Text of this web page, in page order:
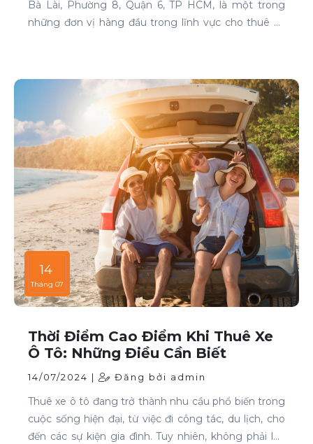
Bà Lài, Phường 8, Quận 6, TP HCM, là một trong
những đơn vị hàng đầu trong lĩnh vực cho thuê xe
14
Tháng 07
Thời Điểm Cao Điểm Khi Thuê Xe
Ô Tô: Những Điều Cần Biết
14/07/2024 | Đăng bởi admin
Thuê xe ô tô đang trở thành nhu cầu phổ biến trong
cuộc sống hiện đại, từ việc đi công tác, du lịch, cho
đến các sự kiện gia đình. Tuy nhiên, không phải lúc